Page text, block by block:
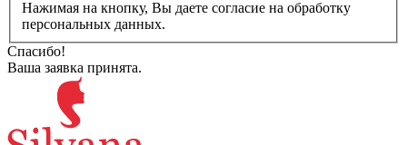
Нажимая на кнопку, Вы даете согласие на обработку
персональных данных.
Спасибо!
Ваша заявка принята.